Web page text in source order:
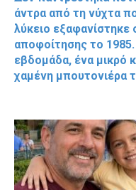
άντρα από τη νύχτα
λύκειο εξαφανίστηκε
αποφοίτησης το
εβδομάδα, ένα μικρό
χαμένη μπουτονιέρα